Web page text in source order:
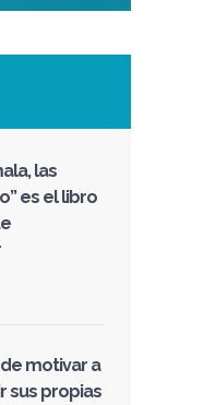
las
es el libro
motivar a
sus propias